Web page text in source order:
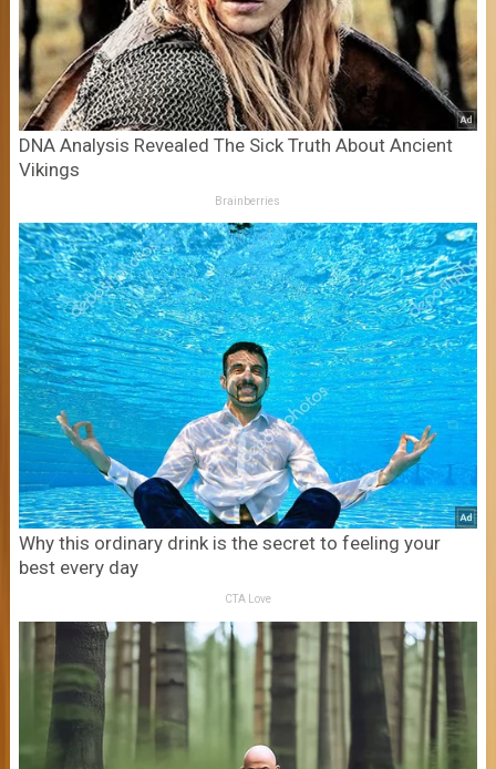
DNA Analysis Revealed The Sick Truth About Ancient
Vikings
Brainberries
Why this ordinary drink is the secret to feeling your
best every day
CTA Love